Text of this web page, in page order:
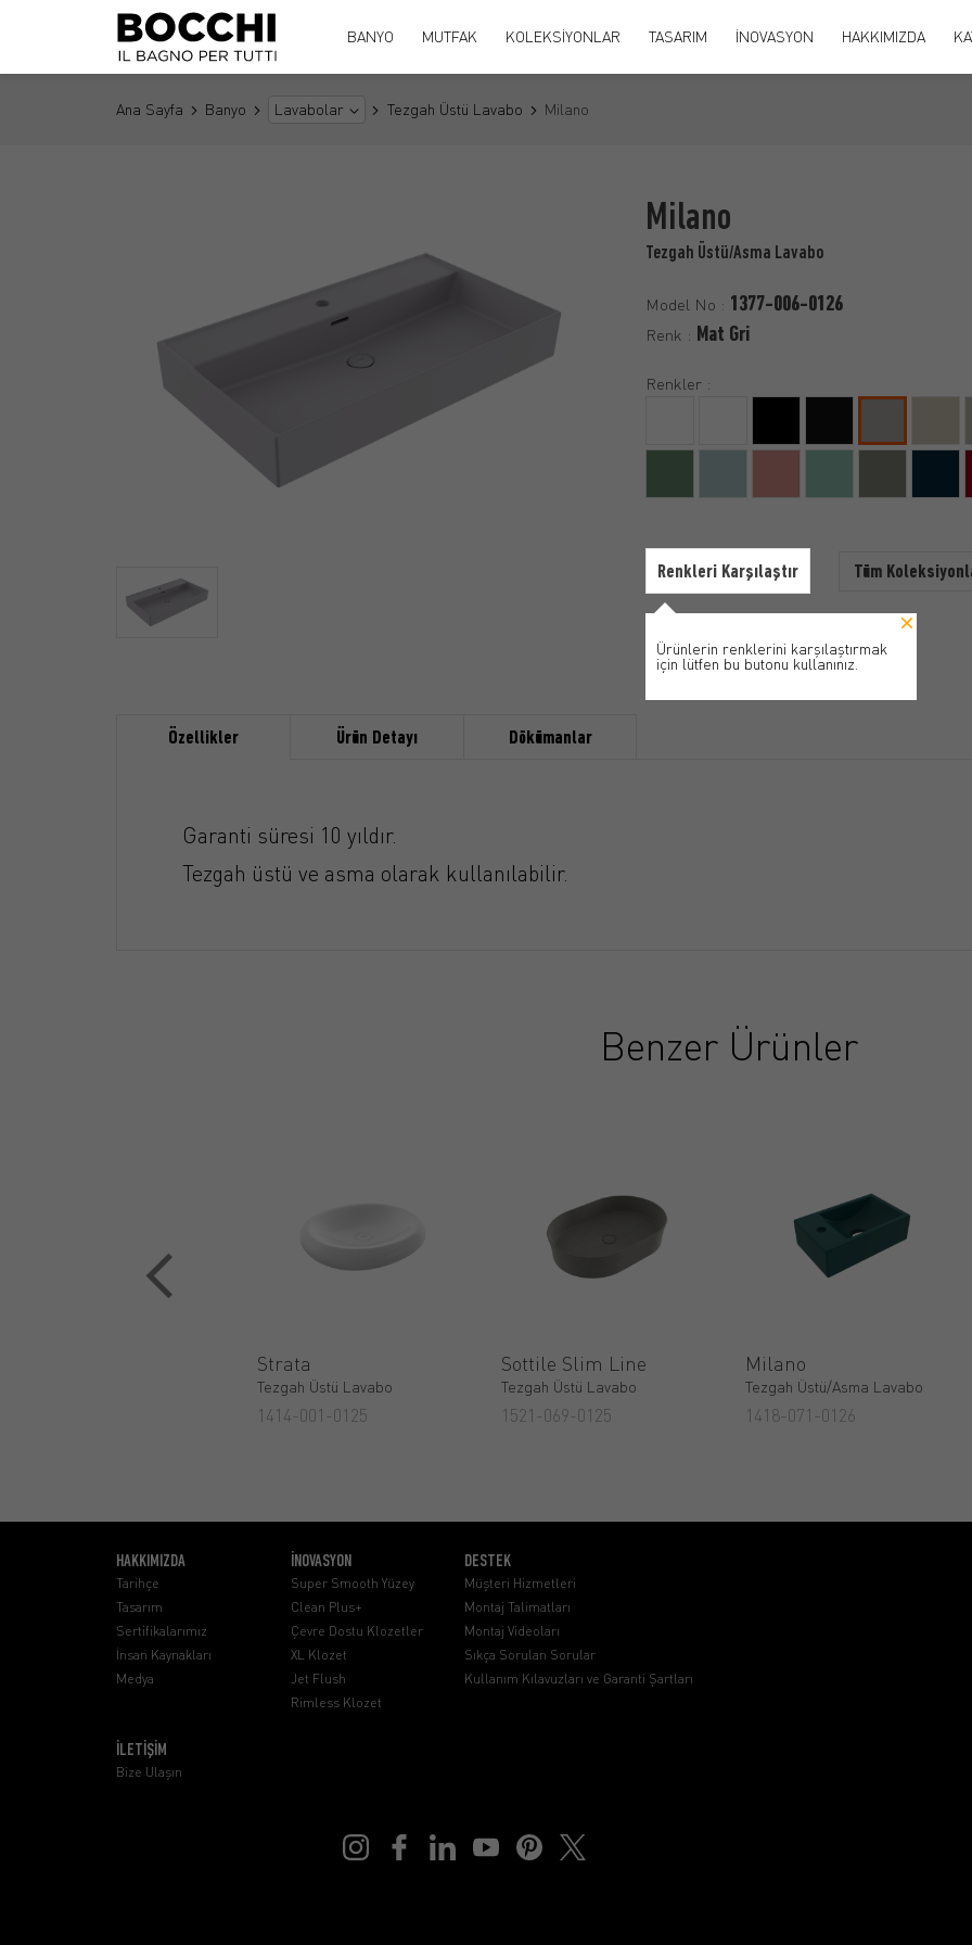
BANYO MUTFAK KOLEKSİYONLAR TASARIM İNOVASYON HAKKIMIZDA
Ana Sayfa Banyo Lavabolar Tezgah Üstü Lavabo Milano
Milano
Tezgah Üstü/Asma Lavabo
Model No : 1377-006-0126
Renk : Mat Gri
Renkler :
Renkleri Karşılaştır Tüm
Ürünlerin renklerini karşılaştırmak
için lütfen bu butonu kullanınız.
Özellikler Ürün Detayı Dökümanlar
Garanti süresi 10 yıldır.
Tezgah üstü ve asma olarak kullanılabilir.
Benzer Ürünler
Strata
Tezgah Üstü Lavabo
1414-001-0125
Sottile Slim Line
Tezgah Üstü Lavabo
1521-069-0125
Milano
Tezgah Üstü/Asma Lavabo
1418-071-0126
HAKKIMIZDA
Tarihçe
Tasarım
Sertifikalarımız
İnsan Kaynakları
Medya
İNOVASYON
Super Smooth Yüzey
Clean Plus+
Çevre Dostu Klozetler
XL Klozet
Jet Flush
Rimless Klozet
DESTEK
Müşteri Hizmetleri
Montaj Talimatları
Montaj Videoları
Sıkça Sorulan Sorular
Kullanım Kılavuzları ve Garanti Şartları
İLETİŞİM
Bize Ulaşın